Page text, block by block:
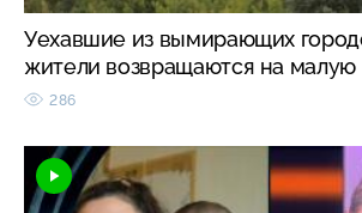
Уехавшие из вымирающих
жители возвращаются на
286